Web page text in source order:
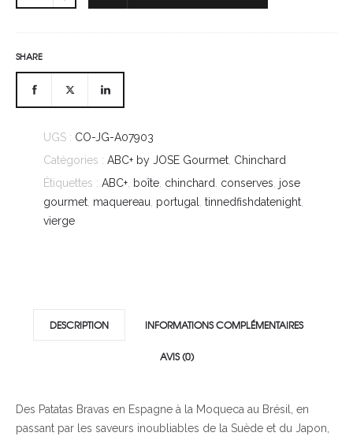
SHARE
UGS : CO-JG-A07903
Catégories : ABC+ by JOSE Gourmet Chinchard
Étiquettes : ABC+ boîte chinchard conserves jose
gourmet maquereau portugal tinnedfishdatenight
vierge
DESCRIPTION INFORMATIONS COMPLÉMENTAIRES
AVIS (0)
Des Patatas Bravas en Espagne à la Moqueca au Brésil, en
passant par les saveurs inoubliables de la Suède et du Japon,